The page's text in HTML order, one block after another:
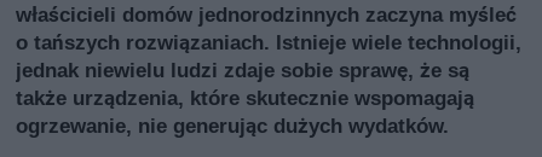
właścicieli domów jednorodzinnych zaczyna myśleć
o tańszych rozwiązaniach. Istnieje wiele technologii,
jednak niewielu ludzi zdaje sobie sprawę, że są
także urządzenia, które skutecznie wspomagają
ogrzewanie, nie generując dużych wydatków.